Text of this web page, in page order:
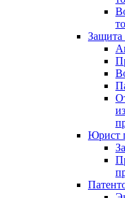
Защита
Юрист